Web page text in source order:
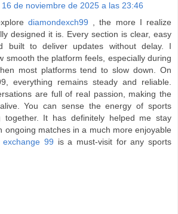
16 de noviembre de 2025 a las 23:46
diamondexch99 , the more I realize
designed it is. Every section is clear, easy
built to deliver updates without delay. I
smooth the platform feels, especially during
most platforms tend to slow down. On
everything remains steady and reliable.
are full of real passion, making the
You can sense the energy of sports
together. It has definitely helped me stay
ongoing matches in a much more enjoyable
exchange 99 is a must-visit for any sports